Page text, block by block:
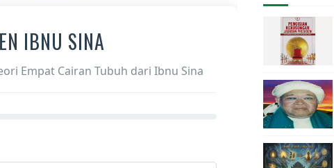
IBNU SINA
Empat Cairan Tubuh dari Ibnu Sina